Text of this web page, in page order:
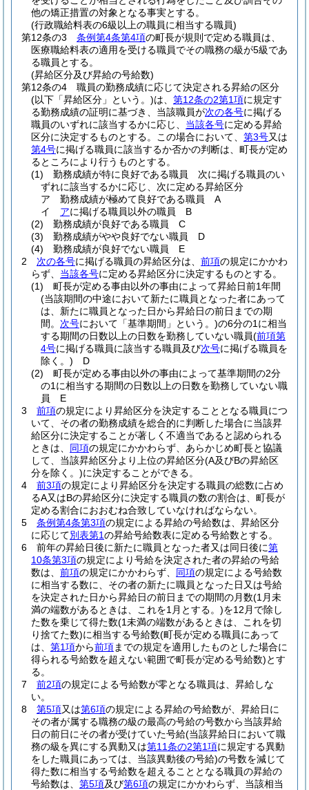
他の矯正措置の対象となる事実とする。
(行政職給料表の6級以上の職員に相当する職員)
第12条の3
条例第4条第4項の町長が規則で定める職員は、
医療職給料表の適用を受ける職員でその職務の級が5級であ
る職員とする。
(昇給区分及び昇給の号給数)
第12条の4
職員の勤務成績に応じて決定される昇給の区分
(以下「昇給区分」という。)は、 第12条の2第1項に規定す
る勤務成績の証明に基づき、当該職員が次の各号に掲げる
職員のいずれに該当するかに応じ、 当該各号に定める昇給
区分に決定するものとする。
この場合において、 第3号又は
第4号に掲げる職員に該当するか否かの判断は、町長が定め
るところにより行うものとする。
(1)
勤務成績が特に良好である職員 次に掲げる職員のい
ずれに該当するかに応じ、次に定める昇給区分
ア
勤務成績が極めて良好である職員 A
イ
アに掲げる職員以外の職員 B
(2)
勤務成績が良好である職員 C
(3)
勤務成績がやや良好でない職員 D
(4)
勤務成績が良好でない職員 E
2
次の各号に掲げる職員の昇給区分は、 前項の規定にかかわ
らず、 当該各号に定める昇給区分に決定するものとする。
(1)
町長が定める事由以外の事由によって昇給日前1年間
(当該期間の中途において新たに職員となった者にあって
は、新たに職員となった日から昇給日の前日までの期
間。 次号において「基準期間」という。)の6分の1に相当
する期間の日数以上の日数を勤務していない職員(前項第
4号に掲げる職員に該当する職員及び次号に掲げる職員を
除く。) D
(2)
町長が定める事由以外の事由によって基準期間の2分
の1に相当する期間の日数以上の日数を勤務していない職
員 E
3
前項の規定により昇給区分を決定することとなる職員につ
いて、その者の勤務成績を総合的に判断した場合に当該昇
給区分に決定することが著しく不適当であると認められる
ときは、 同項の規定にかかわらず、あらかじめ町長と協議
して、当該昇給区分より上位の昇給区分(A及びBの昇給区
分を除く。)に決定することができる。
4
前3項の規定により昇給区分を決定する職員の総数に占め
るA又はBの昇給区分に決定する職員の数の割合は、町長が
定める割合におおむね合致していなければならない。
5
条例第4条第3項の規定による昇給の号給数は、昇給区分
に応じて別表第1の昇給号給数表に定める号給数とする。
6
前年の昇給日後に新たに職員となった者又は同日後に第
10条第3項の規定により号給を決定された者の昇給の号給
数は、 前項の規定にかかわらず、 同項の規定による号給数
に相当する数に、その者の新たに職員となった日又は号給
を決定された日から昇給日の前日までの期間の月数(1月未
満の端数があるときは、これを1月とする。)を12月で除し
た数を乗じて得た数(1未満の端数があるときは、これを切
り捨てた数)に相当する号給数(町長が定める職員にあって
は、 第1項から前項までの規定を適用したものとした場合に
得られる号給数を超えない範囲で町長が定める号給数)とす
る。
7
前2項の規定による号給数が零となる職員は、昇給しな
い。
8
第5項又は第6項の規定による昇給の号給数が、昇給日に
その者が属する職務の級の最高の号給の号数から当該昇給
日の前日にその者が受けていた号給(当該昇給日において職
務の級を異にする異動又は第11条の2第1項に規定する異動
をした職員にあっては、当該異動後の号給)の号数を減じて
得た数に相当する号給数を超えることとなる職員の昇給の
号給数は、 第5項及び第6項の規定にかかわらず、当該相当